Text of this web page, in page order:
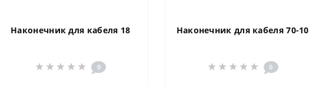
Наконечник для кабеля 18
0
Наконечник для кабеля 70-10
0